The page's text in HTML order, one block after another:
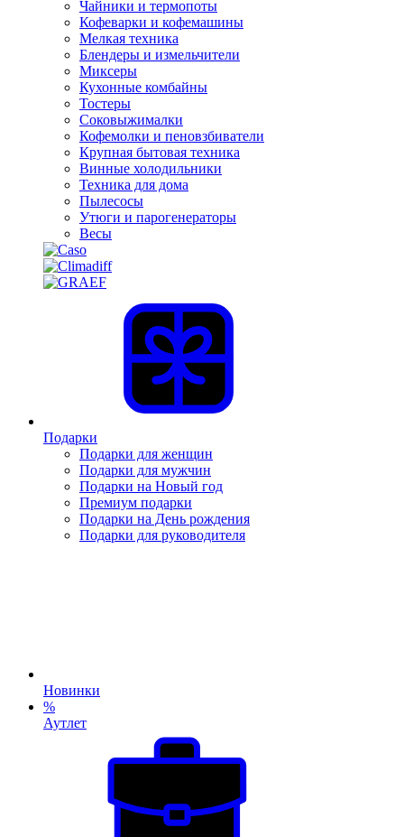
Чайники и термопоты
Кофеварки и кофемашины
Мелкая техника
Блендеры и измельчители
Миксеры
Кухонные комбайны
Тостеры
Соковыжималки
Кофемолки и пеновзбиватели
Крупная бытовая техника
Винные холодильники
Техника для дома
Пылесосы
Утюги и парогенераторы
Весы
Подарки
Подарки для женщин
Подарки для мужчин
Подарки на Новый год
Премиум подарки
Подарки на День рождения
Подарки для руководителя
Новинки
%
Аутлет